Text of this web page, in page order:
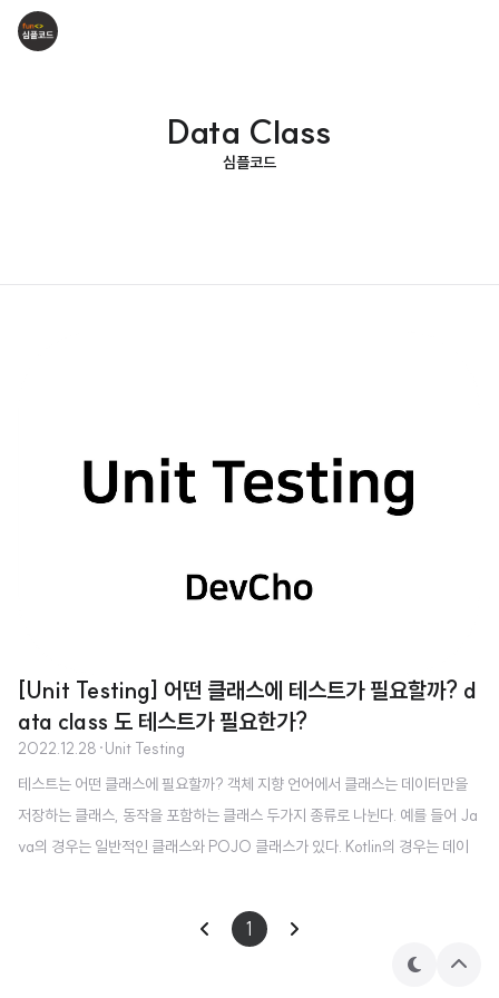
Data Class
심플코드
[Unit Testing] 어떤 클래스에 테스트가 필요할까? d
ata class 도 테스트가 필요한가?
2022.12.28 ·Unit Testing
테스트는 어떤 클래스에 필요할까? 객체 지향 언어에서 클래스는 데이터만을
저장하는 클래스, 동작을 포함하는 클래스 두가지 종류로 나뉜다. 예를 들어 Ja
va의 경우는 일반적인 클래스와 POJO 클래스가 있다. Kotlin의 경우는 데이
이터만을 저장하는 클래스를 '데이터 구조' 라 부르고 동작을 포함하는 클래스
를 '객체'라 부른다. Unit Testing에서의 Unit은 특정한 책임을 가지고, 명확히
정의된 역할을 가진 것이다. 이는 바로 '객체'를 뜻한다. 즉, Unit Testing의 대
1
테
상